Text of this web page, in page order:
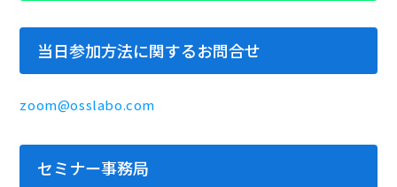
当日参加方法に関するお問合せ
zoom@osslabo.com
セミナー事務局